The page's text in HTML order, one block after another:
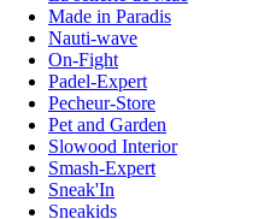
Made in Paradis
Nauti-wave
On-Fight
Padel-Expert
Pecheur-Store
Pet and Garden
Slowood Interior
Smash-Expert
Sneak'In
Sneakids